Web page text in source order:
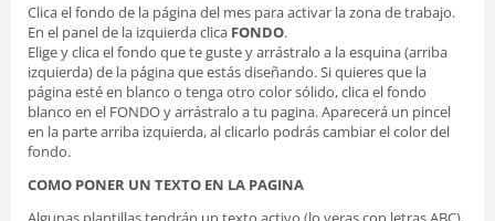
Clica el fondo de la página del mes para activar la zona de trabajo.
En el panel de la izquierda clica FONDO.
Elige y clica el fondo que te guste y arrástralo a la esquina (arriba
izquierda) de la página que estás diseñando. Si quieres que la
página esté en blanco o tenga otro color sólido, clica el fondo
blanco en el FONDO y arrástralo a tu pagina. Aparecerá un pincel
en la parte arriba izquierda, al clicarlo podrás cambiar el color del
fondo.
COMO PONER UN TEXTO EN LA PAGINA